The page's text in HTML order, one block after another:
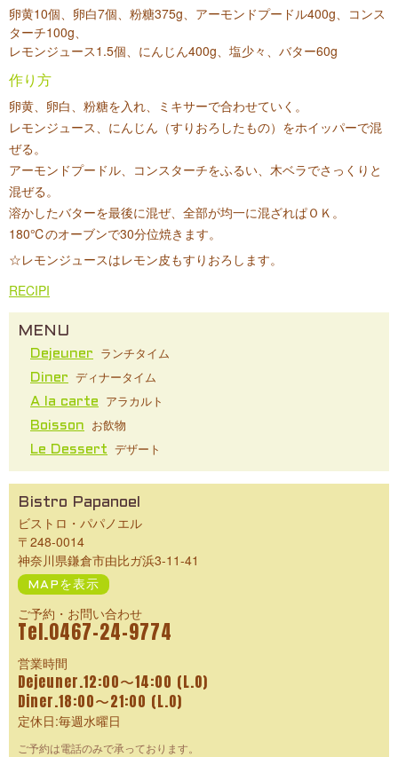
卵黄10個、卵白7個、粉糖375g、アーモンドプードル400g、コンス
ターチ100g、
レモンジュース1.5個、にんじん400g、塩少々、バター60g
作り方
卵黄、卵白、粉糖を入れ、ミキサーで合わせていく。
レモンジュース、にんじん（すりおろしたもの）をホイッパーで混
ぜる。
アーモンドプードル、コンスターチをふるい、木ベラでさっくりと
混ぜる。
溶かしたバターを最後に混ぜ、全部が均一に混ざれぱＯＫ。
180℃のオーブンで30分位焼きます。
☆レモンジュースはレモン皮もすりおろします。
RECIPI
MENU
Dejeuner ランチタイム
Diner ディナータイム
A la carte アラカルト
Boisson お飲物
Le Dessert デザート
Bistro Papanoel
ビストロ・パパノエル
〒248-0014
神奈川県鎌倉市由比ガ浜3-11-41
MAPを表示
ご予約・お問い合わせ
Tel.0467-24-9774
営業時間
Dejeuner.12:00〜14:00 (L.O)
Diner.18:00〜21:00 (L.O)
定休日:毎週水曜日
ご予約は電話のみで承っております。